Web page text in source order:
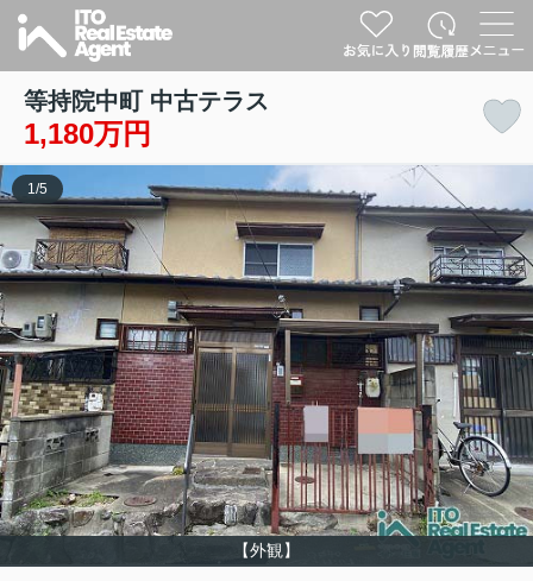
等持院中町 中古テラス
1,180万円
【外観】
1 /5